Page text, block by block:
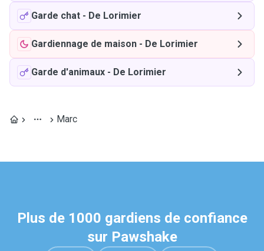
Garde chat - De Lorimier
Gardiennage de maison - De Lorimier
Garde d'animaux - De Lorimier
Marc
Plus de 1000 gardiens de confiance
sur Pawshake